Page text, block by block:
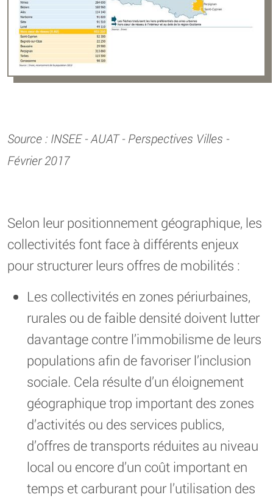
Source : INSEE - AUAT - Perspectives Villes -
Février 2017
Selon leur positionnement géographique, les
collectivités font face à différents enjeux
pour structurer leurs offres de mobilités :
Les collectivités en zones périurbaines,
rurales ou de faible densité doivent lutter
davantage contre l’immobilisme de leurs
populations afin de favoriser l’inclusion
sociale. Cela résulte d’un éloignement
géographique trop important des zones
d’activités ou des services publics,
d’offres de transports réduites au niveau
local ou encore d’un coût important en
temps et carburant pour l’utilisation des